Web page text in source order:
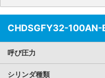
CHDSGFY32-100AN-
呼び圧力
シリンダ種類